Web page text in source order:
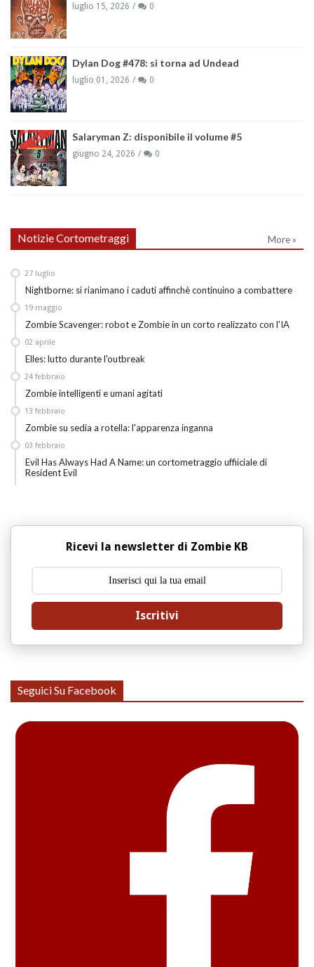
luglio 15, 2026 0
Dylan Dog #478: si torna ad Undead
luglio 01, 2026 0
Salaryman Z: disponibile il volume #5
giugno 24, 2026 0
Notizie Cortometraggi More »
Nightborne: si rianimano i caduti affinchè continuino a combattere
27 luglio
Zombie Scavenger: robot e Zombie in un corto realizzato con l'IA
19 maggio
Elles: lutto durante l'outbreak
02 aprile
Zombie intelligenti e umani agitati
24 febbraio
Zombie su sedia a rotella: l'apparenza inganna
13 febbraio
Evil Has Always Had A Name: un cortometraggio uffiiciale di
Resident Evil
03 febbraio
Ricevi la newsletter di Zombie KB
Iscritivi
Seguici Su Facebook